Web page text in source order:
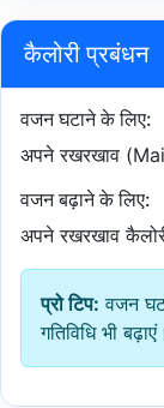
कैलोरी प्रबंधन
वजन घटाने के लिए:
अपने रखरखाव
वजन बढ़ाने के लिए:
अपने रखरखाव
प्रो टिप: वजन
गतिविधि भी बढ़ाएं।